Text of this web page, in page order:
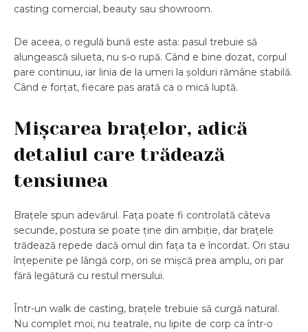
casting comercial, beauty sau showroom.
De aceea, o regulă bună este asta: pasul trebuie să
alungească silueta, nu s-o rupă. Când e bine dozat, corpul
pare continuu, iar linia de la umeri la șolduri rămâne stabilă.
Când e forțat, fiecare pas arată ca o mică luptă.
Mișcarea brațelor, adică
detaliul care trădează
tensiunea
Brațele spun adevărul. Fața poate fi controlată câteva
secunde, postura se poate ține din ambiție, dar brațele
trădează repede dacă omul din fața ta e încordat. Ori stau
înțepenite pe lângă corp, ori se mișcă prea amplu, ori par
fără legătură cu restul mersului.
Într-un walk de casting, brațele trebuie să curgă natural.
Nu complet moi, nu teatrale, nu lipite de corp ca într-o